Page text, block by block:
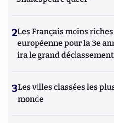
2Les Français moins
européenne pour la 3e
ira le grand déclassement
3Les villes classées les
monde